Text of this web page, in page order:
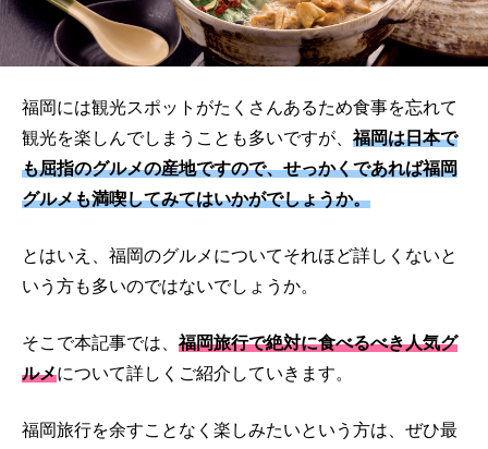
福岡には観光スポットがたくさんあるため食事を忘れて
観光を楽しんでしまうことも多いですが、福岡は日本で
も屈指のグルメの産地ですので、せっかくであれば福岡
グルメも満喫してみてはいかがでしょうか。
とはいえ、福岡のグルメについてそれほど詳しくないと
いう方も多いのではないでしょうか。
そこで本記事では、福岡旅行で絶対に食べるべき人気グ
ルメについて詳しくご紹介していきます。
福岡旅行を余すことなく楽しみたいという方は、ぜひ最